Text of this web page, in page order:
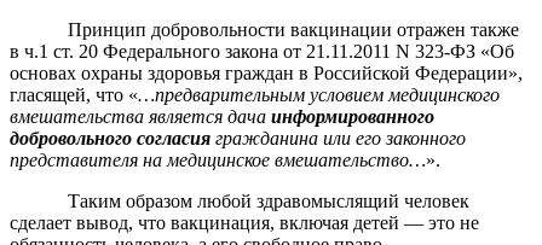
Принцип добровольности вакцинации отражен также
в ч.1 ст. 20 Федерального закона от 21.11.2011 N 323-ФЗ «Об
основах охраны здоровья граждан в Российской Федерации»,
гласящей, что «…предварительным условием медицинского
вмешательства является дача информированного
добровольного согласия гражданина или его законного
представителя на медицинское вмешательство…».
Таким образом любой здравомыслящий человек
сделает вывод, что вакцинация, включая детей — это не